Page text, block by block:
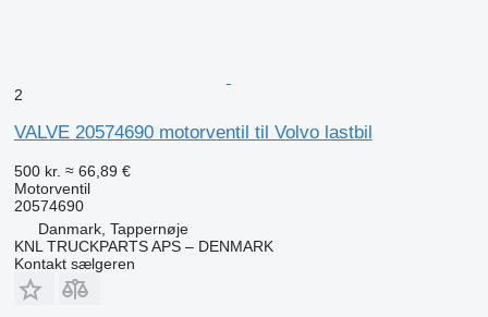
2
VALVE 20574690 motorventil til Volvo lastbil
500 kr. ≈ 66,89 €
Motorventil
20574690
Danmark, Tappernøje
KNL TRUCKPARTS APS – DENMARK
Kontakt sælgeren